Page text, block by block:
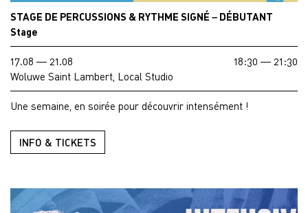
STAGE DE PERCUSSIONS & RYTHME SIGNÉ – DÉBUTANT
Stage
17.08 — 21.08
18:30 — 21:30
Woluwe Saint Lambert, Local Studio
Une semaine, en soirée pour découvrir intensément !
INFO & TICKETS